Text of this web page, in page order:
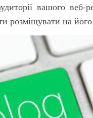
вашого веб-
розміщувати на